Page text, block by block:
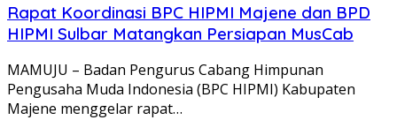
Rapat Koordinasi BPC HIPMI Majene dan BPD
HIPMI Sulbar Matangkan Persiapan MusCab
MAMUJU – Badan Pengurus Cabang Himpunan
Pengusaha Muda Indonesia (BPC HIPMI) Kabupaten
Majene menggelar rapat…